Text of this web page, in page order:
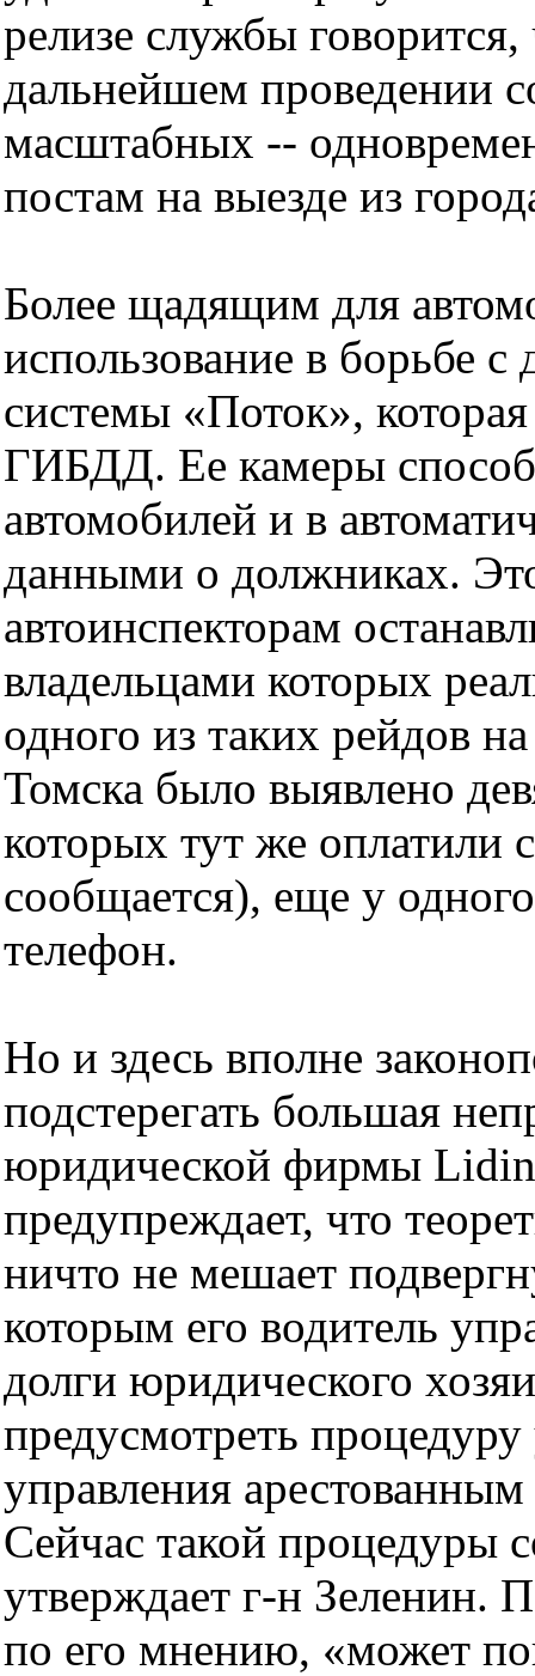
релизе службы
дальнейшем проведении
масштабных --
постам на выезде из
Более щадящим для
использование в борьбе
системы «Поток»,
ГИБДД. Ее камеры
автомобилей и в
данными о должниках.
автоинспекторам
владельцами которых
одного из таких рейдов
Томска было выявлено
которых тут же оплатили
сообщается), еще у
телефон.
Но и здесь вполне
подстерегать большая
юридической фирмы
предупреждает, что
ничто не мешает
которым его водитель
долги юридического
предусмотреть
управления
Сейчас такой процедуры
утверждает г-н Зеленин.
по его мнению, «может